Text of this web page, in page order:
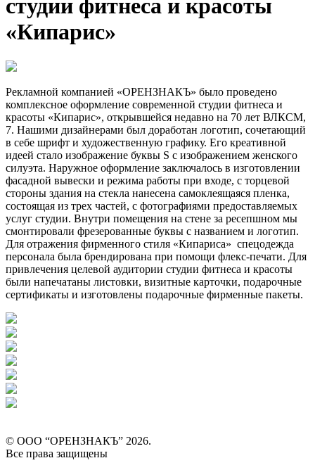
студии фитнеса и красоты
«Кипарис»
Рекламной компанией «ОРЕНЗНАКЪ» было проведено
комплексное оформление современной студии фитнеса и
красоты «Кипарис», открывшейся недавно на 70 лет ВЛКСМ,
7. Нашими дизайнерами был доработан логотип, сочетающий
в себе шрифт и художественную графику. Его креативной
идеей стало изображение буквы S с изображением женского
силуэта. Наружное оформление заключалось в изготовлении
фасадной вывески и режима работы при входе, с торцевой
стороны здания на стекла нанесена самоклеящаяся пленка,
состоящая из трех частей, с фотографиями предоставляемых
услуг студии. Внутри помещения на стене за ресепшном мы
смонтировали фрезерованные буквы с названием и логотип.
Для отражения фирменного стиля «Кипариса» спецодежда
персонала была брендирована при помощи флекс-печати. Для
привлечения целевой аудитории студии фитнеса и красоты
были напечатаны листовки, визитные карточки, подарочные
сертификаты и изготовлены подарочные фирменные пакеты.
© ООО “ОРЕНЗНАКЪ” 2026.
Все права защищены